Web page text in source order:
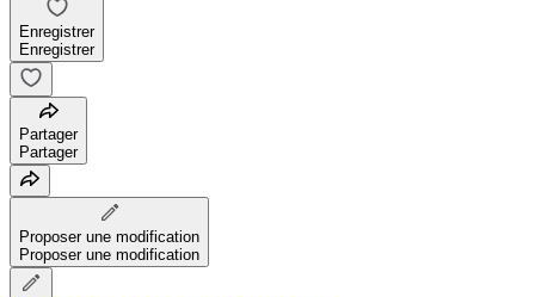
Enregistrer
Enregistrer
Partager
Partager
Proposer une modification
Proposer une modification